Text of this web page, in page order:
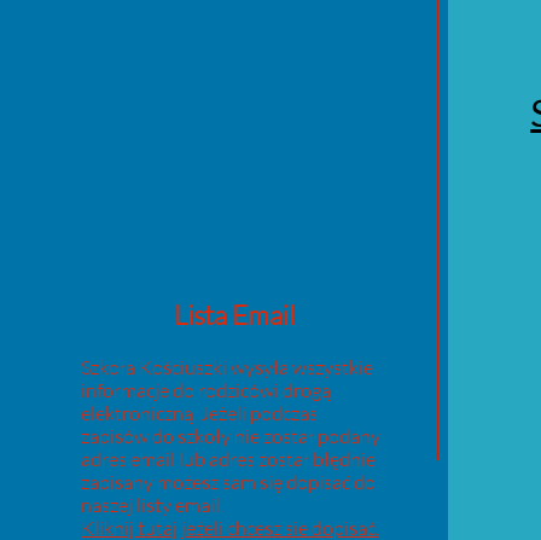
Lista Email
Szkoła Kościuszki wysyła wszystkie
informacje do rodzicówi drogą
elektroniczną. Jeżeli podczas
zapisów do szkoły nie został podany
adres email lub adres został błędnie
zapisany możesz sam się dopisać do
naszej listy email.
Kliknij tutaj jeżeli chcesz sie dopisać.